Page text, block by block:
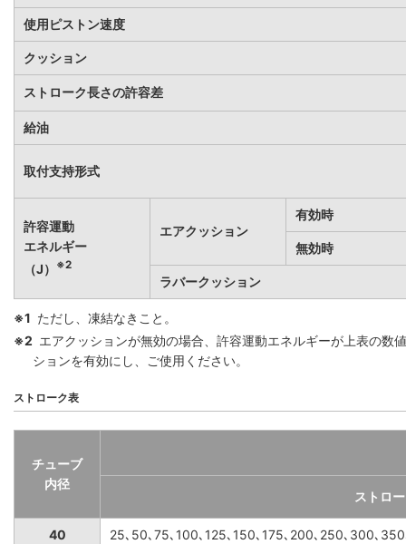
使用ピストン速度
クッション
ストローク長さの許容差
給油
取付支持形式
許容運動
エネルギー
（J）
※2
エアクッション
有効時
無効時
ラバークッション
※1 ただし、凍結なきこと。
※2 エアクッションが無効の場合、許容運動エネルギーが上表の数
ションを有効にし、ご使用ください。
ストローク表
チューブ
内径
ストロ
40 25､50､75､100､125､150､175､200､250､300､